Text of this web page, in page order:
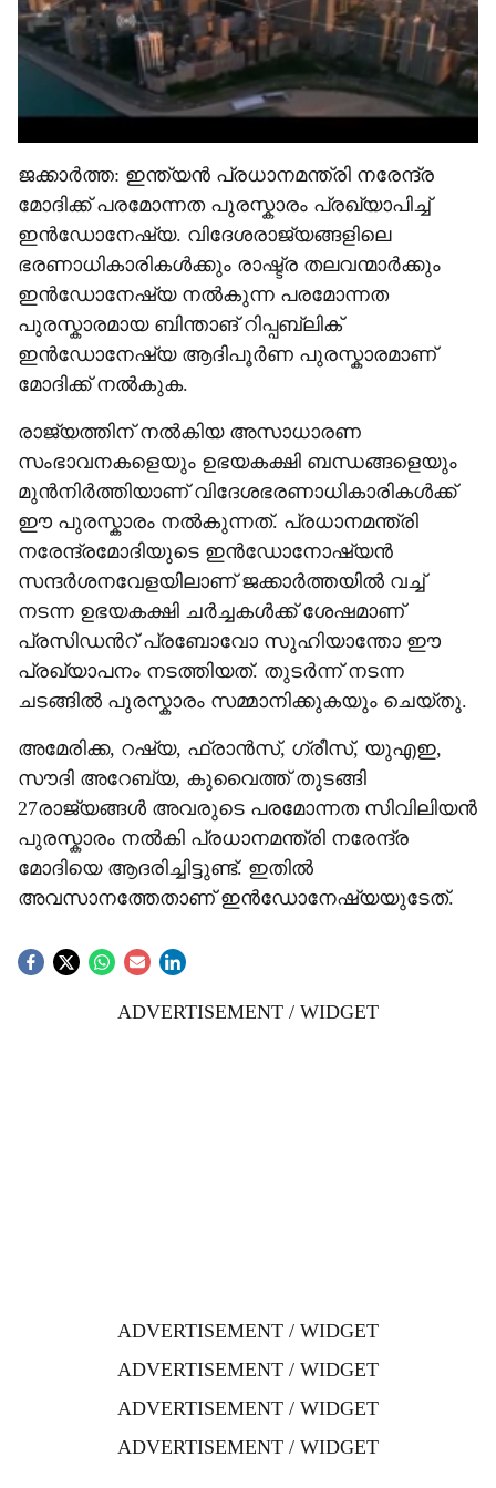
ജക്കാർത്ത: ഇന്ത്യൻ പ്രധാനമന്ത്രി നരേന്ദ്ര
മോദിക്ക് പരമോന്നത പുരസ്കാരം പ്രഖ്യാപിച്ച്
ഇൻഡോനേഷ്യ. വിദേശരാജ്യങ്ങളിലെ
ഭരണാധികാരികൾക്കും രാഷ്ട്ര തലവന്മാർക്കും
ഇൻഡോനേഷ്യ നൽകുന്ന പരമോന്നത
പുരസ്കാരമായ ബിന്താങ് റിപ്പബ്ലിക്
ഇൻഡോനേഷ്യ ആദിപൂർണ പുരസ്കാരമാണ്
മോദിക്ക് നൽകുക.
രാജ്യത്തിന് നൽകിയ അസാധാരണ
സംഭാവനകളെയും ഉഭയക‍ക്ഷി ബന്ധങ്ങളെയും
മുൻനിർത്തിയാണ് വിദേശഭരണാധികാരികൾക്ക്
ഈ പുരസ്കാരം നൽകുന്നത്. പ്രധാനമന്ത്രി
നരേന്ദ്രമോദിയുടെ ഇൻഡോനോഷ്യൻ
സന്ദർശനവേളയിലാണ് ജക്കാർത്തയിൽ വച്ച്
നടന്ന ഉഭയകക്ഷി ചർച്ചകൾക്ക് ശേഷമാണ്
പ്രസിഡന്‍റ് പ്രബോവോ സുഹിയാന്തോ ഈ
പ്രഖ്യാപനം നടത്തിയത്. തുടർന്ന് നടന്ന
ചടങ്ങിൽ പുരസ്കാരം സമ്മാനിക്കുകയും ചെയ്തു.
അമേരിക്ക, റഷ്യ, ഫ്രാൻസ്, ഗ്രീസ്, യുഎഇ,
സൗദി അറേബ്യ, കുവൈത്ത് തുടങ്ങി
27രാജ്യങ്ങൾ അവരുടെ പരമോന്നത സിവിലിയൻ
പുരസ്കാരം നൽകി പ്രധാനമന്ത്രി നരേന്ദ്ര
മോദിയെ ആദരിച്ചിട്ടുണ്ട്. ഇതിൽ
അവസാനത്തേതാണ് ഇൻഡോനേഷ്യയുടേത്.
ADVERTISEMENT / WIDGET
ADVERTISEMENT / WIDGET
ADVERTISEMENT / WIDGET
ADVERTISEMENT / WIDGET
ADVERTISEMENT / WIDGET